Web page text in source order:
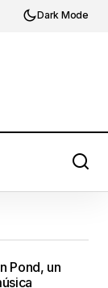
Dark Mode
Pond, un